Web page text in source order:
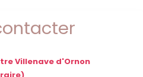
Villenave d'Ornon